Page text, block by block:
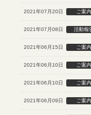
2021年07月20日 ご案内
2021年07月08日 活動報
2021年06月15日 ご案内
2021年06月10日 ご案内
2021年06月10日 ご案内
2021年06月09日 ご案内